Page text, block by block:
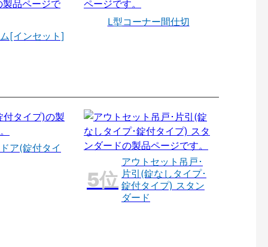
[インセット]
L型コーナー間仕切
ア(錠付タイ
アウトセット吊戸･
片引(錠なしタイプ･
錠付タイプ) スタン
ダード